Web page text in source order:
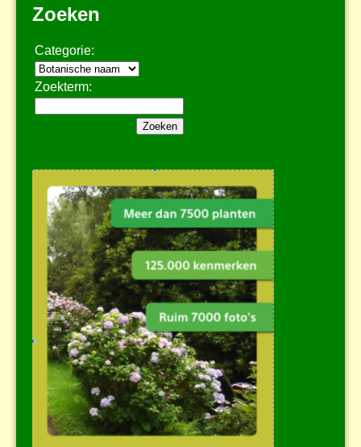
Zoeken
Categorie:
Zoekterm: